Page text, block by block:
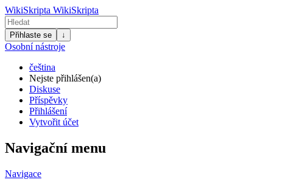
WikiSkripta WikiSkripta
Přihlaste se ↓
Osobní nástroje
čeština
Nejste přihlášen(a)
Diskuse
Příspěvky
Přihlášení
Vytvořit účet
Navigační menu
Navigace